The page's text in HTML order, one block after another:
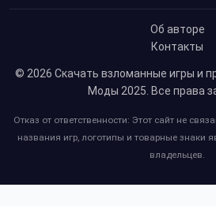
Об авторе
Контакты
© 2026 Скачать взломанные игры и
Моды 2025. Все права
Отказ от ответственности: Этот сайт не
названия игр, логотипы и товарные знаки
владельцев.